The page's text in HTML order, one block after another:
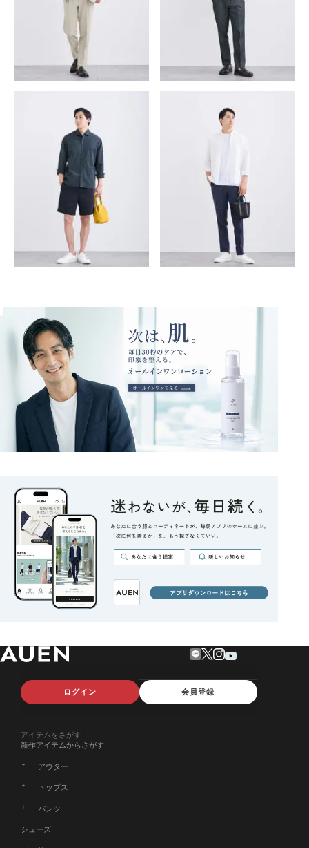
ログイン 会員登録
アイテムをさがす
新作アイテムからさがす
アウター
トップス
パンツ
シューズ